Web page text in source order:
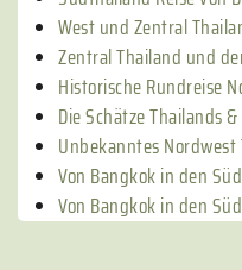
West und Zentral
Zentral Thailand und
Historische Rundreise
Die Schätze Thailands
Unbekanntes
Von Bangkok in den
Von Bangkok in den